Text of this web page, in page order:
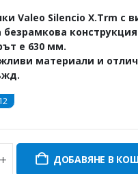
Valeo Silencio X.Trm с
безрамкова
е 630 мм.
материали и
ДОБАВЯНЕ В